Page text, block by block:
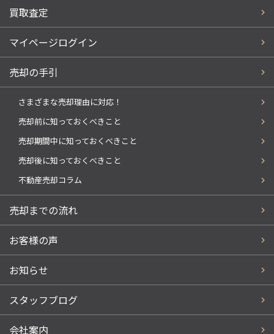
買取査定
マイページログイン
売却の手引
さまざまな売却理由に対応！
売却前に知っておくべきこと
売却期間中に知っておくべきこと
売却後に知っておくべきこと
不動産売却コラム
売却までの流れ
お客様の声
お知らせ
スタッフブログ
会社案内